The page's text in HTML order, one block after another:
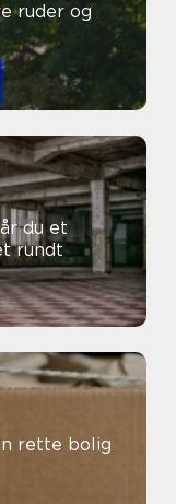
du et
rundt
rette bolig